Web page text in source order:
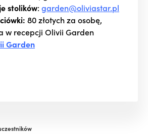
stolików: garden@oliviastar.pl
80 złotych za osobę,
w recepcji Olivii Garden
Garden